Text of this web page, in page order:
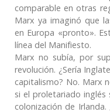
comparable en otras
Marx ya imaginó que
en Europa «pronto».
línea del Manifiesto.
Marx no subía, por
revolución. ¿Sería
capitalismo? No. Marx
si el proletariado
colonización de Irlanda.